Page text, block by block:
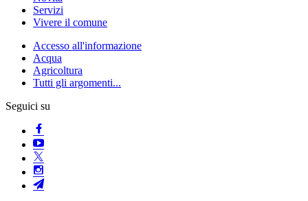
Servizi
Vivere il comune
Accesso all'informazione
Acqua
Agricoltura
Tutti gli argomenti...
Seguici su